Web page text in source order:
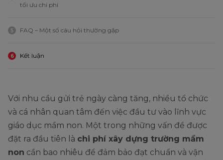
tối ưu chi phí
5 FAQ – Một số câu hỏi thường gặp
6 Kết luận
Với nhu cầu gửi trẻ ngày càng tăng, nhiều tổ chức
và cá nhân quan tâm đến việc đầu tư vào lĩnh vực
giáo dục mầm non. Một trong những vấn đề được
đặt ra đầu tiên là chi phí xây dựng trường mầm
non cần bao nhiêu để đảm bảo đạt chuẩn và vận